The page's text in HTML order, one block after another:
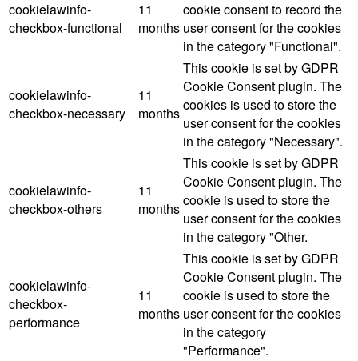
cookielawinfo-
checkbox-functional
11
months
cookie consent to record the
user consent for the cookies
in the category "Functional".
cookielawinfo-
checkbox-necessary
11
months
This cookie is set by GDPR
Cookie Consent plugin. The
cookies is used to store the
user consent for the cookies
in the category "Necessary".
cookielawinfo-
checkbox-others
11
months
This cookie is set by GDPR
Cookie Consent plugin. The
cookie is used to store the
user consent for the cookies
in the category "Other.
cookielawinfo-
checkbox-
performance
11
months
This cookie is set by GDPR
Cookie Consent plugin. The
cookie is used to store the
user consent for the cookies
in the category
"Performance".